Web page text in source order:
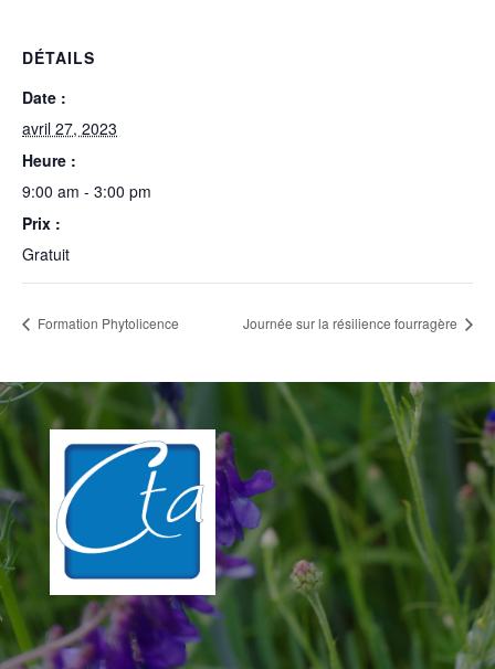
DÉTAILS
Date :
avril 27, 2023
Heure :
9:00 am - 3:00 pm
Prix :
Gratuit
Formation Phytolicence Journée sur la résilience fourragère